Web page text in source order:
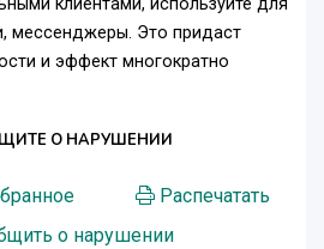
клиентами, используйте для
мессенджеры. Это придаст
и эффект многократно
О НАРУШЕНИИ
Распечатать
о нарушении